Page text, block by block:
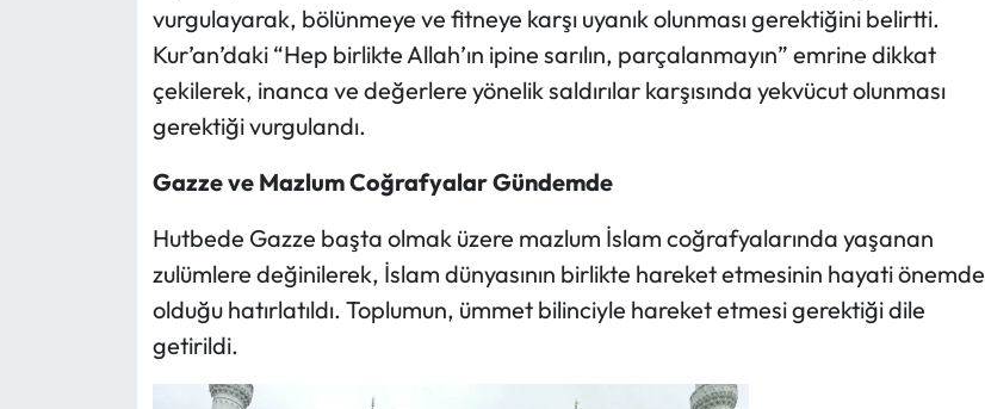
vurgulayarak, bölünmeye ve fitneye karşı uyanık olunması gerektiğini belirtti.
Kur’an’daki “Hep birlikte Allah’ın ipine sarılın, parçalanmayın” emrine dikkat
çekilerek, inanca ve değerlere yönelik saldırılar karşısında yekvücut olunması
gerektiği vurgulandı.
Gazze ve Mazlum Coğrafyalar Gündemde
Hutbede Gazze başta olmak üzere mazlum İslam coğrafyalarında yaşanan
zulümlere değinilerek, İslam dünyasının birlikte hareket etmesinin hayati önemde
olduğu hatırlatıldı. Toplumun, ümmet bilinciyle hareket etmesi gerektiği dile
getirildi.